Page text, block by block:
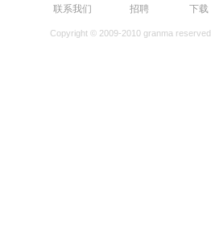
联系我们 招聘 下载
Copyright © 2009-2010 granma reserved